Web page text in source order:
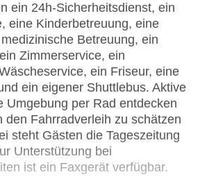
ein 24h-Sicherheitsdienst, ein
eine Kinderbetreuung, eine
Betreuung, ein
Zimmerservice, ein
ein Friseur, eine
ein eigener Shuttlebus. Aktive
Umgebung per Rad entdecken
den Fahrradverleih zu schätzen
steht Gästen die Tageszeitung
Unterstützung bei
ist ein Faxgerät verfügbar.